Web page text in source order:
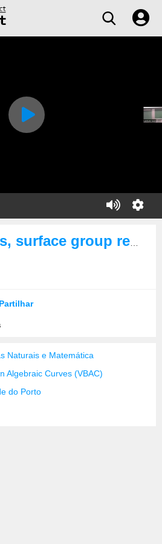
Partilhar
Naturais e Matemática
Algebraic Curves (VBAC)
do Porto